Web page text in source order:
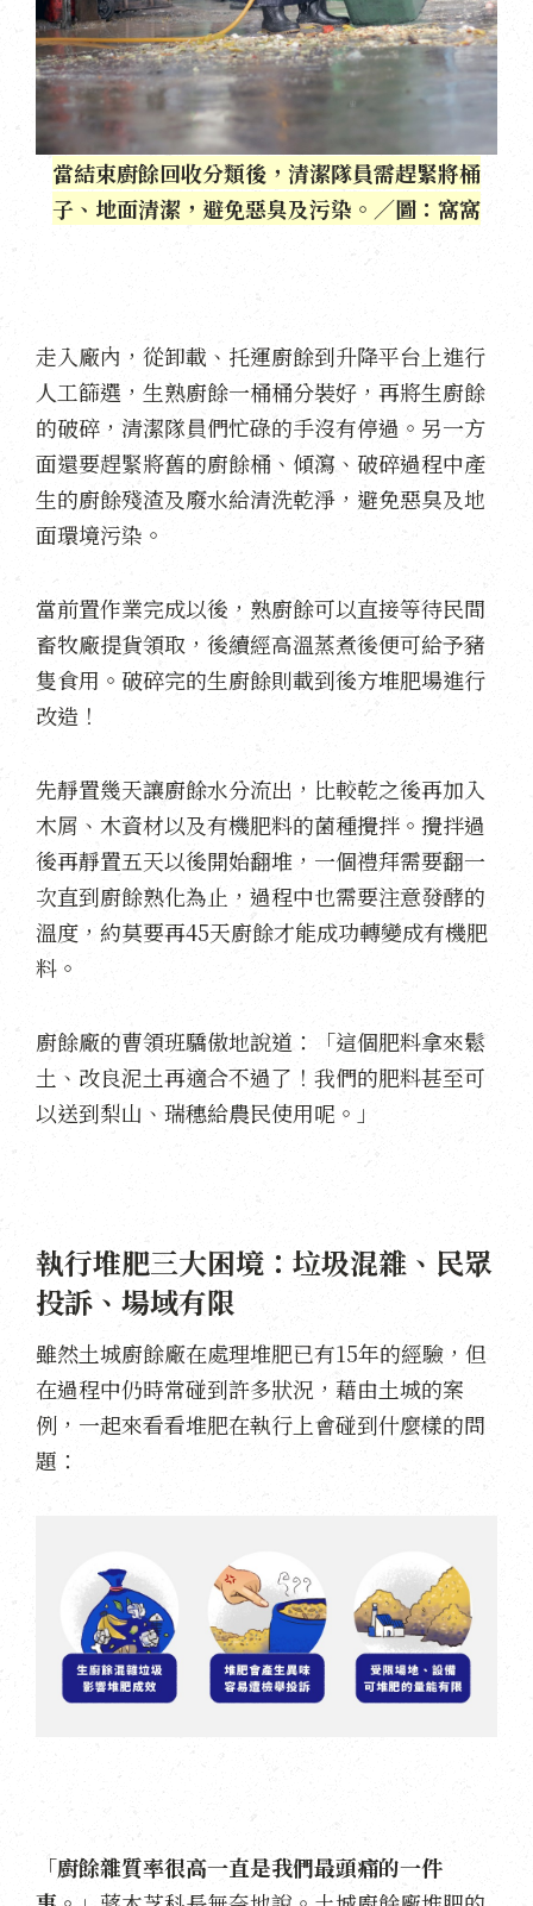
當結束廚餘回收分類後，清潔隊員需趕緊將桶
子、地面清潔，避免惡臭及污染。／圖：窩窩
走入廠內，從卸載、托運廚餘到升降平台上進行
人工篩選，生熟廚餘一桶桶分裝好，再將生廚餘
的破碎，清潔隊員們忙碌的手沒有停過。另一方
面還要趕緊將舊的廚餘桶、傾瀉、破碎過程中產
生的廚餘殘渣及廢水給清洗乾淨，避免惡臭及地
面環境污染。
當前置作業完成以後，熟廚餘可以直接等待民間
畜牧廠提貨領取，後續經高溫蒸煮後便可給予豬
隻食用。破碎完的生廚餘則載到後方堆肥場進行
改造！
先靜置幾天讓廚餘水分流出，比較乾之後再加入
木屑、木資材以及有機肥料的菌種攪拌。攪拌過
後再靜置五天以後開始翻堆，一個禮拜需要翻一
次直到廚餘熟化為止，過程中也需要注意發酵的
溫度，約莫要再45天廚餘才能成功轉變成有機肥
料。
廚餘廠的曹領班驕傲地說道：「這個肥料拿來鬆
土、改良泥土再適合不過了！我們的肥料甚至可
以送到梨山、瑞穗給農民使用呢。」
執行堆肥三大困境：垃圾混雜、民眾
投訴、場域有限
雖然土城廚餘廠在處理堆肥已有15年的經驗，但
在過程中仍時常碰到許多狀況，藉由土城的案
例，一起來看看堆肥在執行上會碰到什麼樣的問
題：
「廚餘雜質率很高一直是我們最頭痛的一件